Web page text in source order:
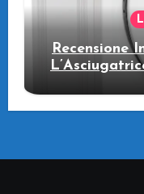
Recensione
il